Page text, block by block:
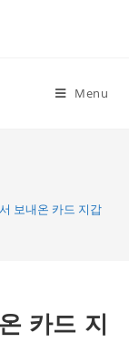
Menu
보내온 카드 지갑
카드 지